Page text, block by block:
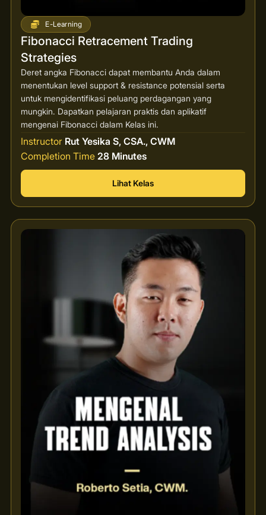
E-Learning
Fibonacci Retracement Trading
Strategies
Deret angka Fibonacci dapat membantu Anda dalam
menentukan level support & resistance potensial serta
untuk mengidentifikasi peluang perdagangan yang
mungkin. Dapatkan pelajaran praktis dan aplikatif
mengenai Fibonacci dalam Kelas ini.
Instructor Rut Yesika S, CSA., CWM
Completion Time 28 Minutes
Lihat Kelas